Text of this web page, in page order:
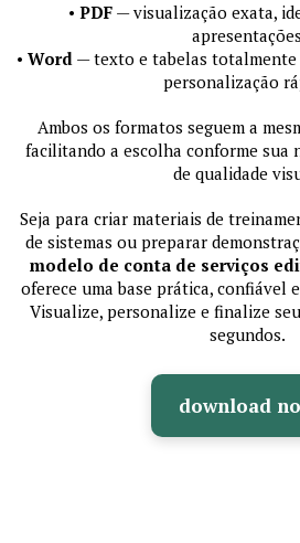
• PDF— visualização exata,
apresentações
• Word — texto e tabelas
personalização
Ambos os formatos seguem a
facilitando a escolha conforme sua
de qualidade
Seja para criar materiais de
de sistemas ou preparar
modelo de conta de serviços
oferece uma base prática, confiável
Visualize, personalize e finalize
segundos.
download